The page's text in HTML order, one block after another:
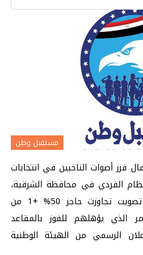
مستقبل وطن
فرز أصوات الناخبين في انتخابات
لعام 2025، بالنظام الفردي في محافظة الشرقية،
حصول 7 مرشحين على نسب تصويت تجاوزت حاجز 50% +1 من
الذي يؤهلهم للفوز بالمقاعد
الرسمي من الهيئة الوطنية